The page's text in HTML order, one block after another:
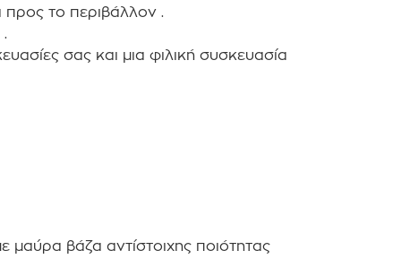
προς το περιβάλλον .
σας και μια φιλική συσκευασία
μαύρα βάζα αντίστοιχης ποιότητας